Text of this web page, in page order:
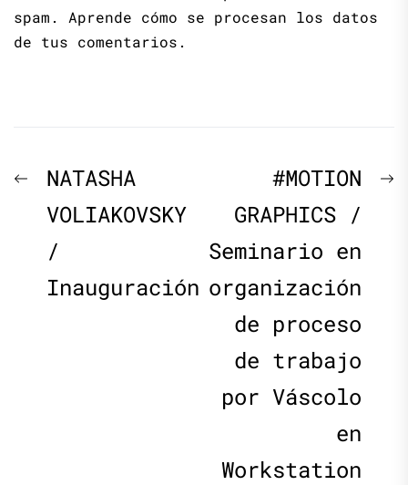
spam. Aprende cómo se procesan los datos
de tus comentarios.
Navegación
de
entradas
Previous
post:
NATASHA
VOLIAKOVSKY
/
Inauguración
#MOTION
GRAPHICS /
Seminario en
organización
de proceso
de trabajo
por Váscolo
en
Workstation